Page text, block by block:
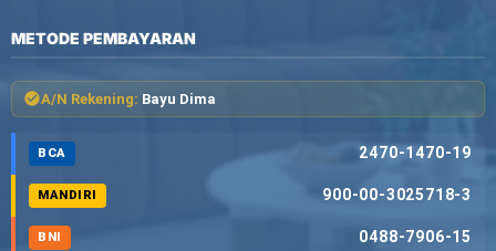
METODE PEMBAYARAN
A/N Rekening: Bayu Dima
BCA 2470-1470-19
MANDIRI 900-00-3025718-3
BNI 0488-7906-15